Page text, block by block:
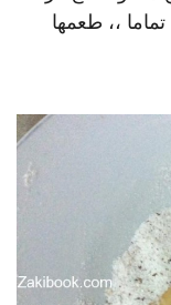
تماما ،، طعمها